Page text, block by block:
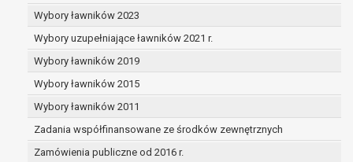
Wybory ławników 2023
Wybory uzupełniające ławników 2021 r.
Wybory ławników 2019
Wybory ławników 2015
Wybory ławników 2011
Zadania współfinansowane ze środków zewnętrznych
Zamówienia publiczne od 2016 r.
danych,
dane osobowe przetwarzane są
niezgodnie z prawem,
dane osobowe muszą być usunięte w
celu wywiązania się z obowiązku
prawo do żądania ograniczenia
przetwarzania danych osobowych na
podstawie art. 18 RODO, w przypadku gdy: